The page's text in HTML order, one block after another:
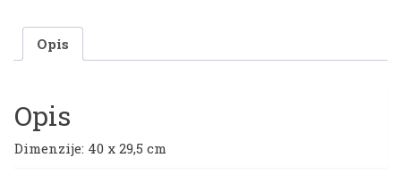
Instruments
Collection
|
količina
Opis
Opis
Dimenzije: 40 x 29,5 cm